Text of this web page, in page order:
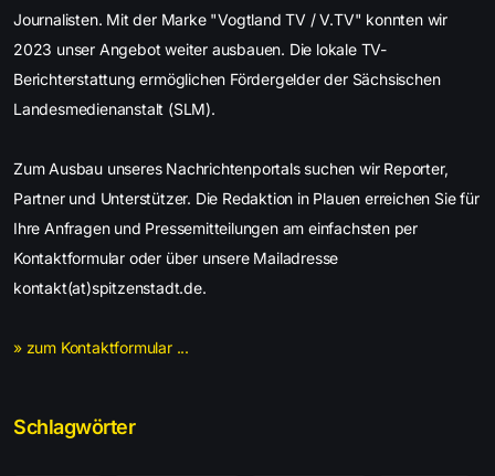
Journalisten. Mit der Marke "Vogtland TV / V.TV" konnten wir
2023 unser Angebot weiter ausbauen. Die lokale TV-
Berichterstattung ermöglichen Fördergelder der Sächsischen
Landesmedienanstalt (SLM).
Zum Ausbau unseres Nachrichtenportals suchen wir Reporter,
Partner und Unterstützer. Die Redaktion in Plauen erreichen Sie für
Ihre Anfragen und Pressemitteilungen am einfachsten per
Kontaktformular oder über unsere Mailadresse
kontakt(at)spitzenstadt.de.
» zum Kontaktformular ...
Schlagwörter